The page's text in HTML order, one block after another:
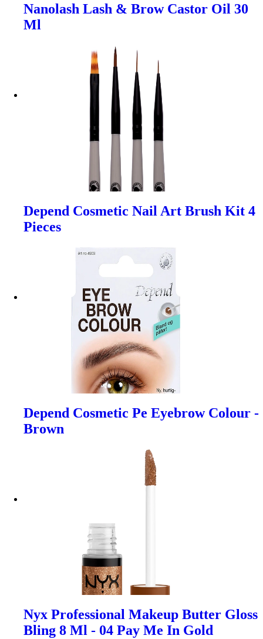
Nanolash Lash & Brow Castor Oil 30
Ml
Depend Cosmetic Nail Art Brush Kit 4
Pieces
Depend Cosmetic Pe Eyebrow Colour -
Brown
Nyx Professional Makeup Butter Gloss
Bling 8 Ml - 04 Pay Me In Gold